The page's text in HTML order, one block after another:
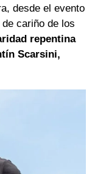
desde el evento
cariño de los
repentina
Scarsini,